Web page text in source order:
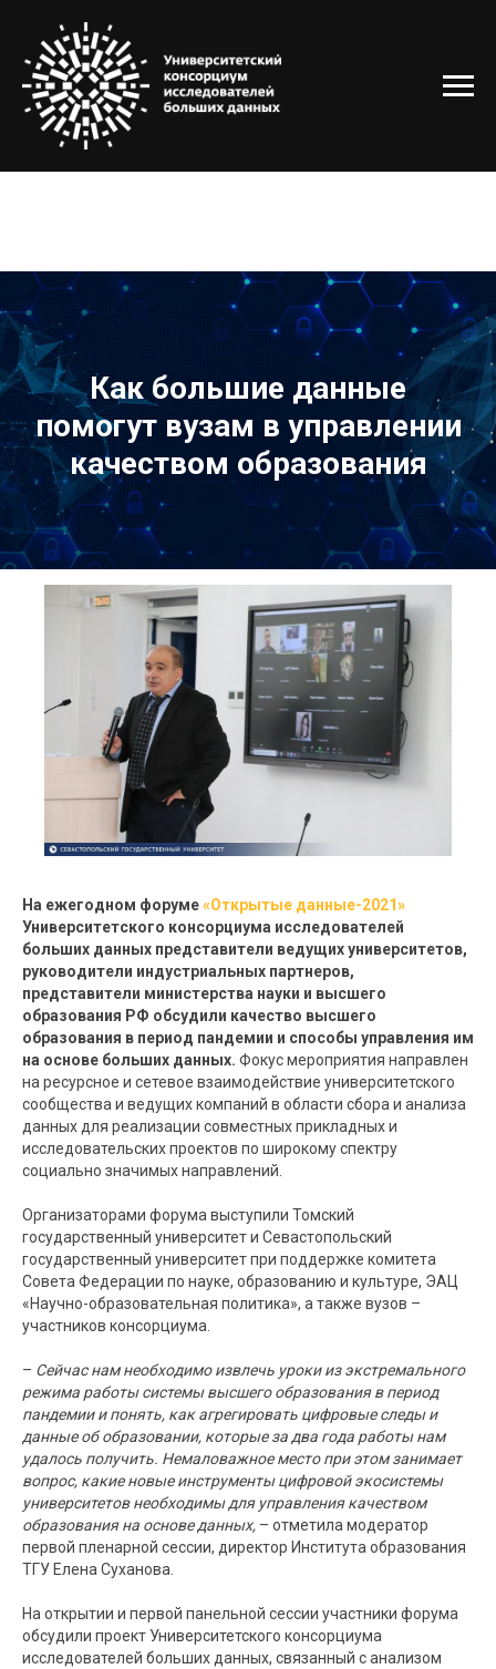
Как большие данные
помогут вузам в управлении
качеством образования
На ежегодном форуме«Открытые данные-2021»
Университетского консорциума исследователей
больших данных представители ведущих университетов,
руководители индустриальных партнеров,
представители министерства науки и высшего
образования РФ обсудили качество высшего
образования в период пандемии и способы управления им
на основе больших данных. Фокус мероприятия направлен
на ресурсное и сетевое взаимодействие университетского
сообщества и ведущих компаний в области сбора и анализа
данных для реализации совместных прикладных и
исследовательских проектов по широкому спектру
социально значимых направлений.
Организаторами форума выступили Томский
государственный университет и Севастопольский
государственный университет при поддержке комитета
Совета Федерации по науке, образованию и культуре, ЭАЦ
«Научно-образовательная политика», а также вузов –
участников консорциума.
– Сейчас нам необходимо извлечь уроки из экстремального
режима работы системы высшего образования в период
пандемии и понять, как агрегировать цифровые следы и
данные об образовании, которые за два года работы нам
удалось получить. Немаловажное место при этом занимает
вопрос, какие новые инструменты цифровой экосистемы
университетов необходимы для управления качеством
образования на основе данных, – отметила модератор
первой пленарной сессии, директор Института образования
ТГУ Елена Суханова.
На открытии и первой панельной сессии участники форума
обсудили проект Университетского консорциума
исследователей больших данных, связанный с анализом